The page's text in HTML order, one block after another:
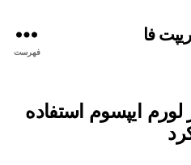
فا
فهرست
لورم ایپسوم استفاده